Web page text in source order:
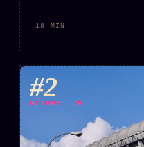
18 MIN
#2
DÉTONATION